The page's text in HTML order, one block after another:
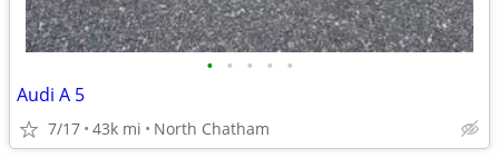
• • • • •
Audi A 5
7/17 43k mi North Chatham